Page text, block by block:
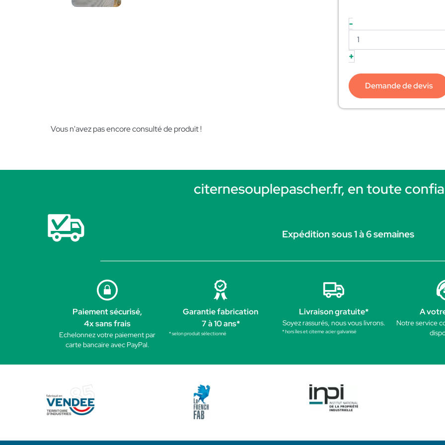
-
+
Demande de devis
Vous n'avez pas encore consulté de produit !
citernesouplepascher.fr, en toute
Expédition sous 1 à 6 semaines
Paiement sécurisé,
4x sans frais
Echelonnez votre paiement par
carte bancaire avec PayPal.
Garantie fabrication
7 à 10 ans*
* selon produit sélectionné
Livraison gratuite*
Soyez rassurés, nous vous livrons.
* hors îles et citerne acier galvanisé
A
Notre service